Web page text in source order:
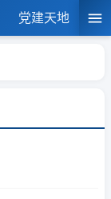
党建天地 湘